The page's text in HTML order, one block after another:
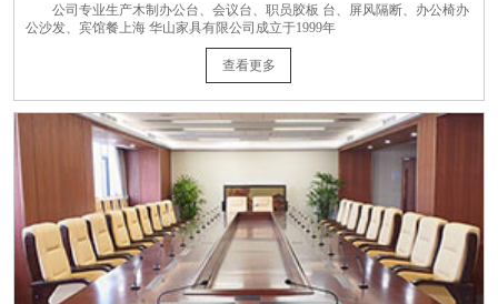
公司专业生产木制办公台、会议台、职员胶板 台、屏风隔断、办公椅办
公沙发、宾馆餐上海 华山家具有限公司成立于1999年
查看更多